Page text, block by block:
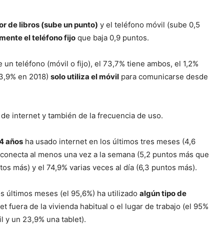
de libros (sube un punto) y el teléfono móvil (sube 0,5
el teléfono fijo que baja 0,9 puntos.
teléfono (móvil o fijo), el 73,7% tiene ambos, el 1,2%
en 2018) solo utiliza el móvil para comunicarse desde
internet y también de la frecuencia de uso.
años ha usado internet en los últimos tres meses (4,6
al menos una vez a la semana (5,2 puntos más que
más) y el 74,9% varias veces al día (6,3 puntos más).
últimos meses (el 95,6%) ha utilizado algún tipo de
fuera de la vivienda habitual o el lugar de trabajo (el 95%
y un 23,9% una tablet).